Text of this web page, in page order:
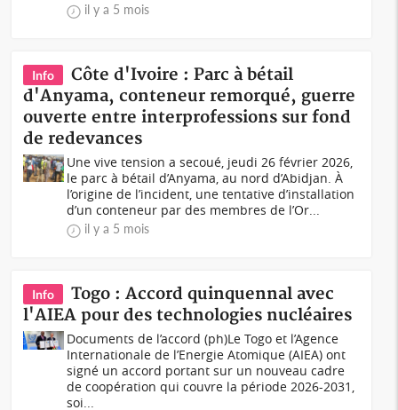
il y a 5 mois
Info
Côte d'Ivoire : Parc à bétail
d'Anyama, conteneur remorqué, guerre
ouverte entre interprofessions sur fond
de redevances
Une vive tension a secoué, jeudi 26 février 2026,
le parc à bétail d’Anyama, au nord d’Abidjan. À
l’origine de l’incident, une tentative d’installation
d’un conteneur par des membres de l’Or...
il y a 5 mois
Info
Togo : Accord quinquennal avec
l'AIEA pour des technologies nucléaires
Documents de l’accord (ph)Le Togo et l’Agence
Internationale de l’Energie Atomique (AIEA) ont
signé un accord portant sur un nouveau cadre
de coopération qui couvre la période 2026-2031,
soi...